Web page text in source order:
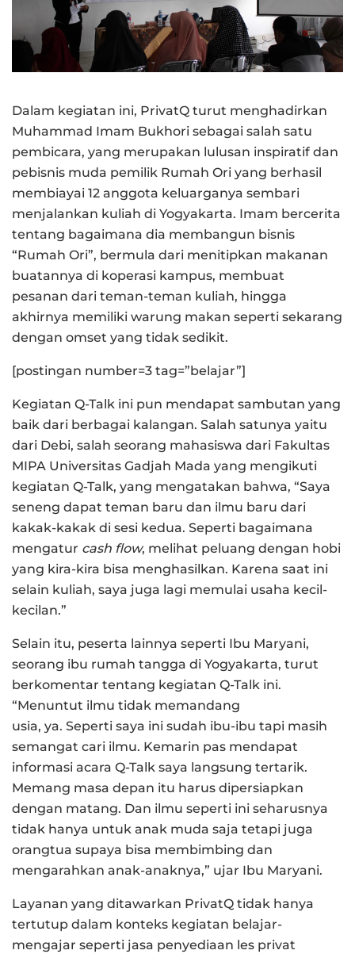
Dalam kegiatan ini, PrivatQ turut menghadirkan
Muhammad Imam Bukhori sebagai salah satu
pembicara, yang merupakan lulusan inspiratif dan
pebisnis muda pemilik Rumah Ori yang berhasil
membiayai 12 anggota keluarganya sembari
menjalankan kuliah di Yogyakarta. Imam bercerita
tentang bagaimana dia membangun bisnis
“Rumah Ori”, bermula dari menitipkan makanan
buatannya di koperasi kampus, membuat
pesanan dari teman-teman kuliah, hingga
akhirnya memiliki warung makan seperti sekarang
dengan omset yang tidak sedikit.
[postingan number=3 tag=”belajar”]
Kegiatan Q-Talk ini pun mendapat sambutan yang
baik dari berbagai kalangan. Salah satunya yaitu
dari Debi, salah seorang mahasiswa dari Fakultas
MIPA Universitas Gadjah Mada yang mengikuti
kegiatan Q-Talk, yang mengatakan bahwa, “Saya
seneng dapat teman baru dan ilmu baru dari
kakak-kakak di sesi kedua. Seperti bagaimana
mengatur cash flow, melihat peluang dengan hobi
yang kira-kira bisa menghasilkan. Karena saat ini
selain kuliah, saya juga lagi memulai usaha kecil-
kecilan.”
Selain itu, peserta lainnya seperti Ibu Maryani,
seorang ibu rumah tangga di Yogyakarta, turut
berkomentar tentang kegiatan Q-Talk ini.
“Menuntut ilmu tidak memandang
usia, ya. Seperti saya ini sudah ibu-ibu tapi masih
semangat cari ilmu. Kemarin pas mendapat
informasi acara Q-Talk saya langsung tertarik.
Memang masa depan itu harus dipersiapkan
dengan matang. Dan ilmu seperti ini seharusnya
tidak hanya untuk anak muda saja tetapi juga
orangtua supaya bisa membimbing dan
mengarahkan anak-anaknya,” ujar Ibu Maryani.
Layanan yang ditawarkan PrivatQ tidak hanya
tertutup dalam konteks kegiatan belajar-
mengajar seperti jasa penyediaan les privat